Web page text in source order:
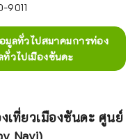
9011
มูลทั่วไปสมาคมการท่อง
วไปเมืองซันดะ
ที่ยวเมืองซันดะ ศูนย์
Navi)